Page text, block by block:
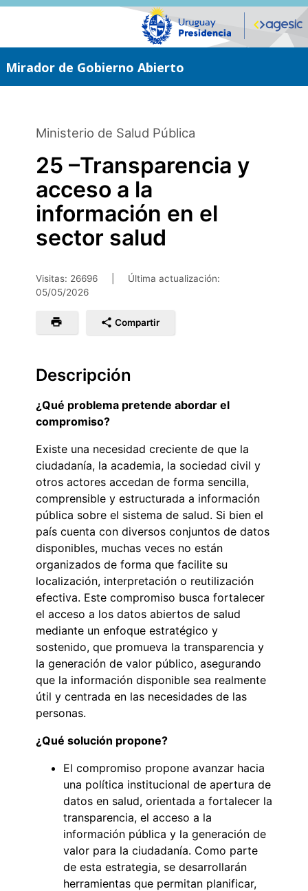
Saltar
Mirador de Gobierno Abierto
Ministerio de Salud Pública
25 –Transparencia y
acceso a la
información en el
sector salud
Visitas: 26696
Última actualización:
05/05/2026
Compartir
Descripción
¿Qué problema pretende abordar el
compromiso?
Existe una necesidad creciente de que la
ciudadanía, la academia, la sociedad civil y
otros actores accedan de forma sencilla,
comprensible y estructurada a información
pública sobre el sistema de salud. Si bien el
país cuenta con diversos conjuntos de datos
disponibles, muchas veces no están
organizados de forma que facilite su
localización, interpretación o reutilización
efectiva. Este compromiso busca fortalecer
el acceso a los datos abiertos de salud
mediante un enfoque estratégico y
sostenido, que promueva la transparencia y
la generación de valor público, asegurando
que la información disponible sea realmente
útil y centrada en las necesidades de las
personas.
¿Qué solución propone?
El compromiso propone avanzar hacia
una política institucional de apertura de
datos en salud, orientada a fortalecer la
transparencia, el acceso a la
información pública y la generación de
valor para la ciudadanía. Como parte
de esta estrategia, se desarrollarán
herramientas que permitan planificar,